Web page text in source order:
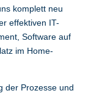
komplett neu
effektiven IT-
Software auf
im Home-
der Prozesse und